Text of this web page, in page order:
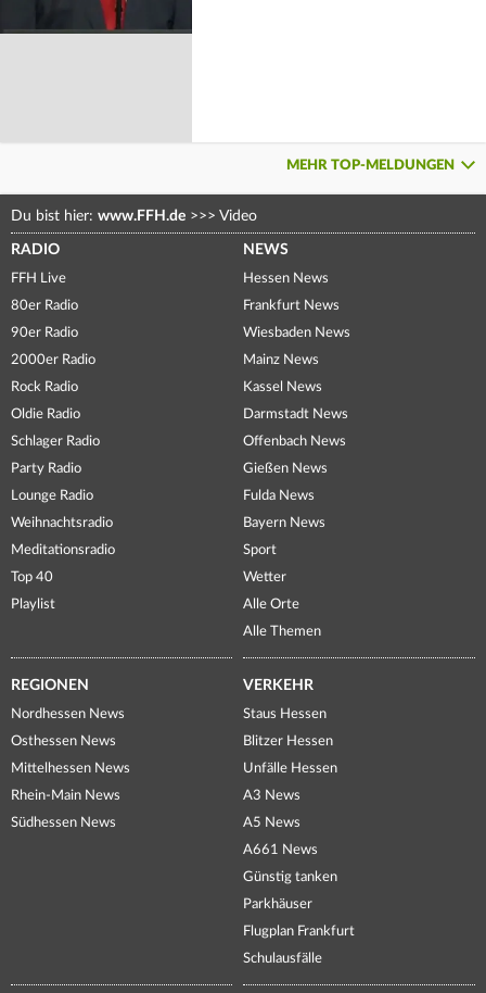
MEHR TOP-MELDUNGEN
Du bist hier: www.FFH.de >>> Video
RADIO
FFH Live
80er Radio
90er Radio
2000er Radio
Rock Radio
Oldie Radio
Schlager Radio
Party Radio
Lounge Radio
Weihnachtsradio
Meditationsradio
Top 40
Playlist
NEWS
Hessen News
Frankfurt News
Wiesbaden News
Mainz News
Kassel News
Darmstadt News
Offenbach News
Gießen News
Fulda News
Bayern News
Sport
Wetter
Alle Orte
Alle Themen
REGIONEN
Nordhessen News
Osthessen News
Mittelhessen News
Rhein-Main News
Südhessen News
VERKEHR
Staus Hessen
Blitzer Hessen
Unfälle Hessen
A3 News
A5 News
A661 News
Günstig tanken
Parkhäuser
Flugplan Frankfurt
Schulausfälle